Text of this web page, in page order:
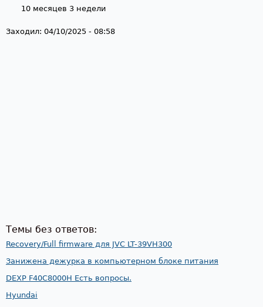
10 месяцев 3 недели
Заходил: 04/10/2025 - 08:58
Темы без ответов:
Recovery/Full firmware для JVC LT-39VH300
Занижена дежурка в компьютерном блоке питания
DEXP F40C8000H Есть вопросы.
Hyundai